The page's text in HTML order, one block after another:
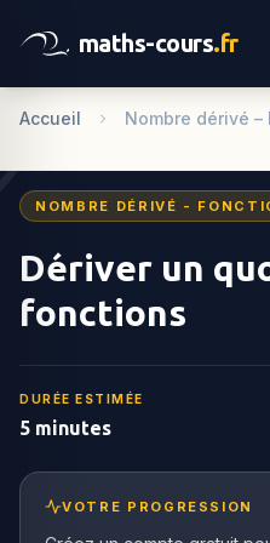
maths-cours.fr
Accueil Nombre dérivé
NOMBRE DÉRIVÉ -
Dériver un
fonctions
DURÉE ESTIMÉE
5 minutes
VOTRE PROGRESSION